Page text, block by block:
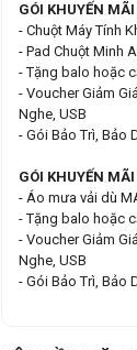
GÓI KHUYẾN MÃI
- Chuột Máy Tính
- Pad Chuột Minh
- Tặng balo hoặc
- Voucher Giảm
Nghe, USB
- Gói Bảo Trì, Bảo
GÓI KHUYẾN MÃI
- Áo mưa vải dù
- Tặng balo hoặc
- Voucher Giảm
Nghe, USB
- Gói Bảo Trì, Bảo